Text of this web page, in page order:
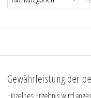
Gewährleistung der